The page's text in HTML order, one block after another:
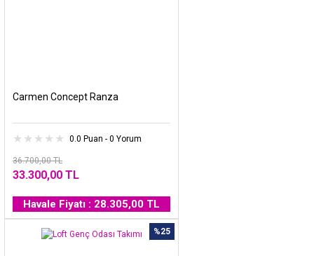
Carmen Concept Ranza
0.0 Puan - 0 Yorum
36.700,00 TL
33.300,00 TL
Havale Fiyatı : 28.305,00 TL
%25